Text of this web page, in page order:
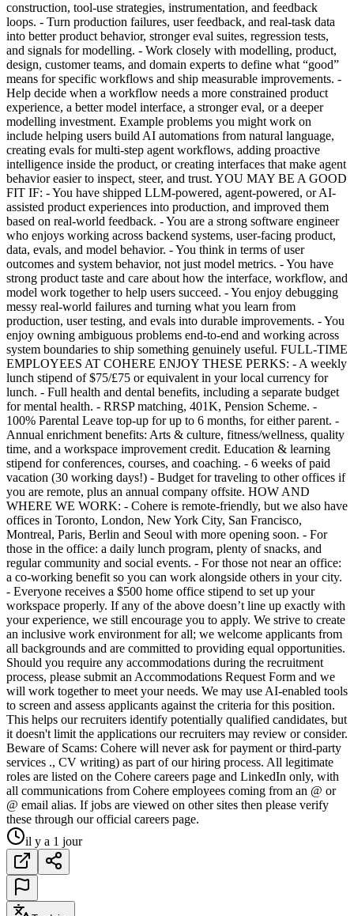
construction, tool-use strategies, instrumentation, and feedback
loops. - Turn production failures, user feedback, and real-task data
into better product behavior, stronger eval suites, regression tests,
and signals for modelling. - Work closely with modelling, product,
design, customer teams, and domain experts to define what “good”
means for specific workflows and ship measurable improvements. -
Help decide when a workflow needs a more constrained product
experience, a better model interface, a stronger eval, or a deeper
modelling investment. Example problems you might work on
include helping users build AI automations from natural language,
creating evals for multi-step agent workflows, adding proactive
intelligence inside the product, or creating interfaces that make agent
behavior easier to inspect, steer, and trust. YOU MAY BE A GOOD
FIT IF: - You have shipped LLM-powered, agent-powered, or AI-
assisted product experiences into production, and improved them
based on real-world feedback. - You are a strong software engineer
who enjoys working across backend systems, user-facing product,
data, evals, and model behavior. - You think in terms of user
outcomes and system behavior, not just model metrics. - You have
strong product taste and care about how the interface, workflow, and
model work together to help users succeed. - You enjoy debugging
messy real-world failures and turning what you learn from
production, user testing, and evals into durable improvements. - You
enjoy owning ambiguous problems end-to-end and working across
system boundaries to ship something genuinely useful. FULL-TIME
EMPLOYEES AT COHERE ENJOY THESE PERKS: - A weekly
lunch stipend of $75/£75 or equivalent in your local currency for
lunch. - Full health and dental benefits, including a separate budget
for mental health. - RRSP matching, 401K, Pension Scheme. -
100% Parental Leave top-up for up to 6 months, for either parent. -
Annual enrichment benefits: Arts & culture, fitness/wellness, quality
time, and a workspace improvement credit. Education & learning
stipend for conferences, courses, and coaching. - 6 weeks of paid
vacation (30 working days!) - Budget for traveling to other offices if
you are remote, plus an annual company offsite. HOW AND
WHERE WE WORK: - Cohere is remote-friendly, but we also have
offices in Toronto, London, New York City, San Francisco,
Montreal, Paris, Berlin and Seoul with more opening soon. - For
those in the office: a daily lunch program, plenty of snacks, and
regular community and social events. - For those not near an office:
a co-working benefit so you can work alongside others in your city.
- Everyone receives a $500 home office stipend to set up your
workspace properly. If any of the above doesn’t line up exactly with
your experience, we still encourage you to apply. We strive to create
an inclusive work environment for all; we welcome applicants from
all backgrounds and are committed to providing equal opportunities.
Should you require any accommodations during the recruitment
process, please submit an Accommodations Request Form and we
will work together to meet your needs. We may use AI-enabled tools
to screen and assess applicants against the criteria for this position.
This helps our recruiters identify potentially qualified candidates, but
it doesn't limit the applications our recruiters may review or consider.
Beware of Scams: Cohere will never ask for payment or third-party
services ., CV writing) as part of our hiring process. All legitimate
roles are listed on the Cohere careers page and LinkedIn only, with
all communications from Cohere employees coming from an @ or
@ email alias. If jobs are viewed on other sites then please verify
these through our official careers page.
il y a 1 jour